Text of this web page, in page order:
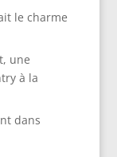
le charme
une
à la
dans